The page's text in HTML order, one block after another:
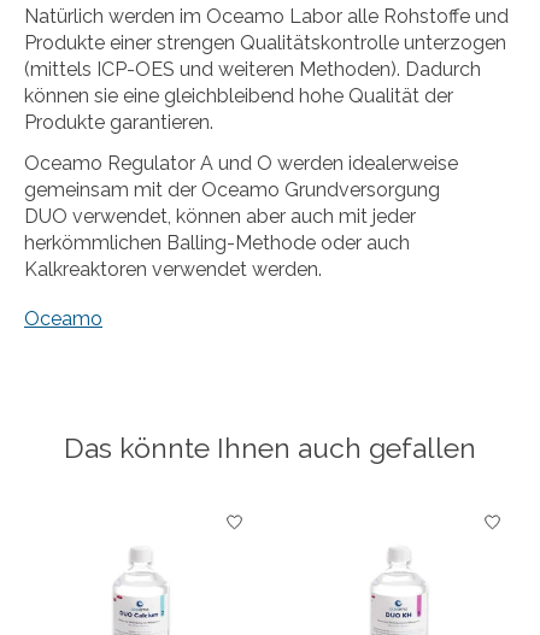
Natürlich werden im Oceamo Labor alle Rohstoffe und
Produkte einer strengen Qualitätskontrolle unterzogen
(mittels ICP-OES und weiteren Methoden). Dadurch
können sie eine gleichbleibend hohe Qualität der
Produkte garantieren.
Oceamo Regulator A und O werden idealerweise
gemeinsam mit der Oceamo Grundversorgung
DUO verwendet, können aber auch mit jeder
herkömmlichen Balling-Methode oder auch
Kalkreaktoren verwendet werden.
Oceamo
Das könnte Ihnen auch gefallen
Produkt-Karussell-Artikel